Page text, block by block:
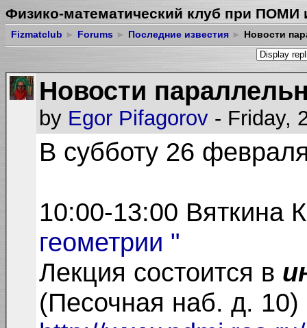
Физико-математический клуб при ПОМИ
Fizmatclub ► Forums ► Последние известия ► Новости
Новости
by Egor Pifagorov - Friday,
В субботу 26
10:00-13:00 Вяткина
геометрии "
Лекция состоится в
(Песочная наб. д. 10)